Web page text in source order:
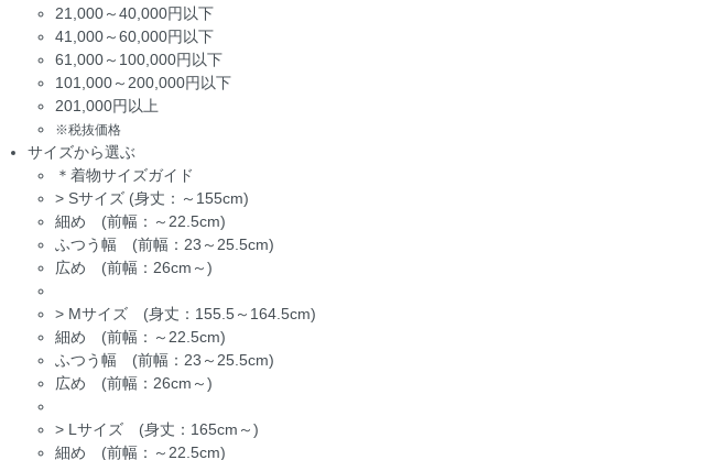
21,000～40,000円以下
41,000～60,000円以下
61,000～100,000円以下
101,000～200,000円以下
201,000円以上
※税抜価格
サイズから選ぶ
＊着物サイズガイド
> Sサイズ (身丈：～155cm)
細め (前幅：～22.5cm)
ふつう幅 (前幅：23～25.5cm)
広め (前幅：26cm～)
> Mサイズ (身丈：155.5～164.5cm)
細め (前幅：～22.5cm)
ふつう幅 (前幅：23～25.5cm)
広め (前幅：26cm～)
> Lサイズ (身丈：165cm～)
細め (前幅：～22.5cm)